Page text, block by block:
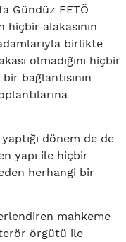
Gündüz FETÖ
alakasının
birlikte
olmadığını hiçbir
bağlantısının
yaptığı dönem de de
yapı ile hiçbir
herhangi bir
mahkeme
örgütü ile